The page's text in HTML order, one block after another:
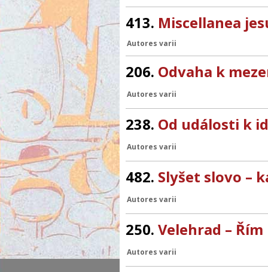
413. Miscellanea
Autores varii
206. Odvaha k
Autores varii
238. Od události k
Autores varii
482. Slyšet slovo –
Autores varii
250. Velehrad – Řím
Autores varii